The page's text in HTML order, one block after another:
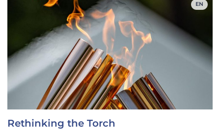
EN
Rethinking the Torch